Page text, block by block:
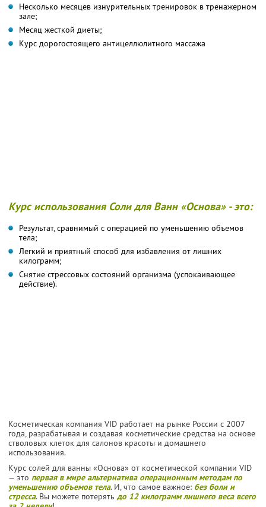
Несколько месяцев изнурительных тренировок в тренажерном
зале;
Месяц жесткой диеты;
Курс дорогостоящего антицеллюлитного массажа
Курс использования Соли для Ванн «Основа» - это:
Результат, сравнимый с операцией по уменьшению объемов
тела;
Легкий и приятный способ для избавления от лишних
килограмм;
Снятие стрессовых состояний организма (успокаивающее
действие).
Косметическая компания VID работает на рынке России с 2007
года, разрабатывая и создавая косметические средства на основе
стволовых клеток для салонов красоты и домашнего
использования.
Курс солей для ванны «Основа» от косметической компании VID
— это первая в мире альтернатива операционным методам по
уменьшению объемов тела. И, что самое важное: без боли и
стресса. Вы можете потерять до 12 килограмм лишнего веса всего